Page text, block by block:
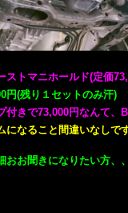
ストマニホールド(定価
円(残り１セットのみ汗)
付きで73,000円なんて、
になること間違いなしで
おお聞きになりたい方、